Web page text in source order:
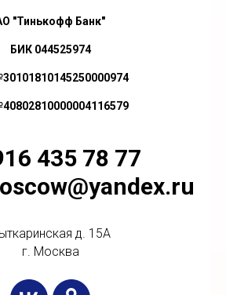
"Тинькофф Банк"
БИК 044525974
435 78 77
д. 15А
г. Москва